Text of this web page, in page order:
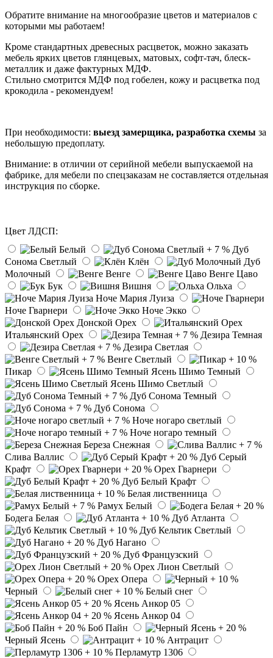
Обратите внимание на многообразие цветов и материалов с
которыми мы работаем!
Кроме стандартных древесных расцветок, можно заказать
мебель ярких цветов глянцевых, матовых, софт-тач, блеск-
металлик и даже фактурных МДФ.
Стильно смотрится МДФ под гобелен, кожу и расцветка под
крокодила - рекомендуем!
При необходимости: выезд замерщика, разработка схемы за
небольшую предоплату.
Внимание: в отличии от серийной мебели выпускаемой на
фабрике, для мебели по спецзаказам не составляется отдельная
инструкция по сборке.
Цвет ЛДСП:
Белый
Дуб
Сонома Светлый
Клён
Дуб
Молочный
Венге
Венге Цаво
Бук
Вишня
Ольха
Ноче Мария Луиза
Ноче Гварнери
Ноче Экко
Донской Орех
Итальянский Орех
Дезира Темная
Дезира Светлая
Венге Светлый
Пикар
Ясень Шимо Темный
Ясень Шимо Светлый
Дуб Сонома Темный
Дуб Сонома
Ноче ногаро светлый
Ноче ногаро темный
Береза Снежная
Слива Валлис
Дуб Серый
Крафт
Орех Гварнери
Дуб Белый Крафт
Белая лиственница
Рамух Белый
Бодега Белая
Дуб Атланта
Дуб Кельтик Светлый
Дуб Нагано
Дуб Французский
Орех Лион Светлый
Орех Опера
Черный
Белый снег
Ясень Анкор 05
Ясень Анкор 04
Боб Пайн
Черный Ясень
Антрацит
Перламутр 1306